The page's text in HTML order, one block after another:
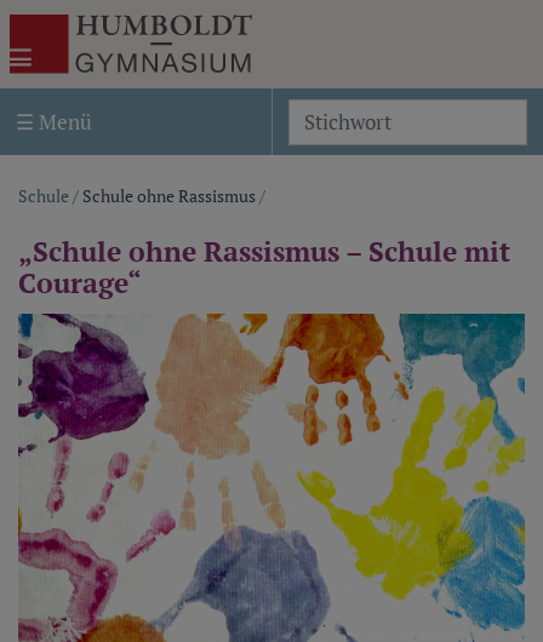
Humboldt-Gymnasium Weimar
Akira Template Two
☰ Menü
Schule/ Schule ohne Rassismus/
„Schule ohne Rassismus – Schule mit
Courage“